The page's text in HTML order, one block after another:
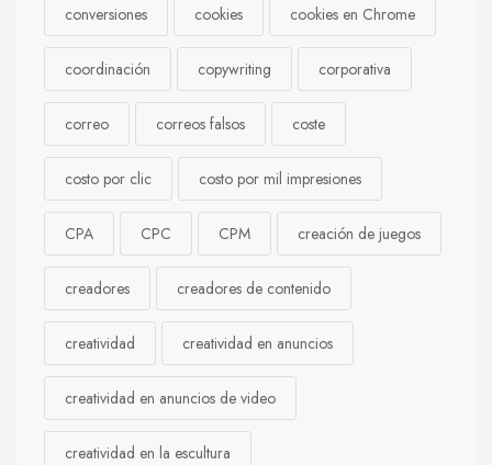
conversiones cookies cookies en Chrome
coordinación copywriting corporativa
correo correos falsos coste
costo por clic costo por mil impresiones
CPA CPC CPM creación de juegos
creadores creadores de contenido
creatividad creatividad en anuncios
creatividad en anuncios de video
creatividad en la escultura